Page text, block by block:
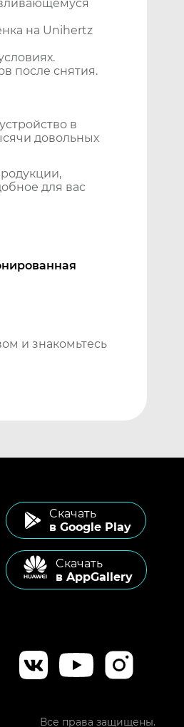
на Unihertz
после снятия.
в
довольных
для вас
и знакомьтесь
Cкачать
в Google Play
Cкачать
в AppGallery
Все права защищены.